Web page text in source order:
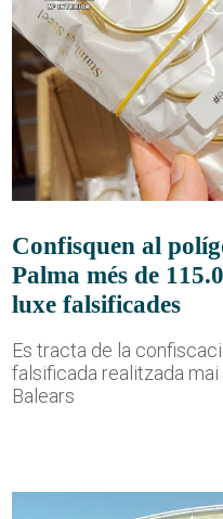
Confisquen al
Palma més de
luxe falsificades
Es tracta de la
falsificada realitzada mai
Balears